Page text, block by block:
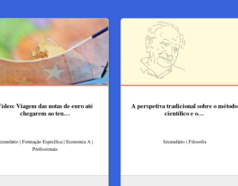
Viagem das notas de euro até
chegarem ao teu…
| Formação Específica | Economia A |
Profissionais
A perspetiva tradicional sobre o método
científico e o…
Secundário | Filosofia